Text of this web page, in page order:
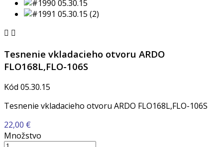
 
Tesnenie vkladacieho otvoru ARDO
FLO168L,FLO-106S
Kód 05.30.15
Tesnenie vkladacieho otvoru ARDO FLO168L,FLO-106S
22,00 €
Množstvo